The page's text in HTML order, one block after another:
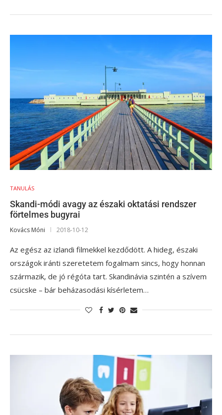
TANULÁS
Skandi-módi avagy az északi oktatási rendszer
förtelmes bugyrai
Kovács Móni 2018-10-12
Az egész az izlandi filmekkel kezdődött. A hideg, északi
országok iránti szeretetem fogalmam sincs, hogy honnan
származik, de jó régóta tart. Skandinávia szintén a szívem
csücske – bár beházasodási kísérletem…